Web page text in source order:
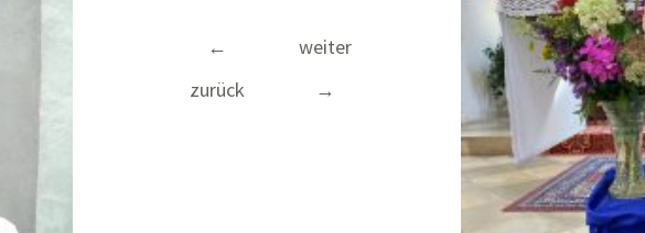
←
zurück
weiter
→